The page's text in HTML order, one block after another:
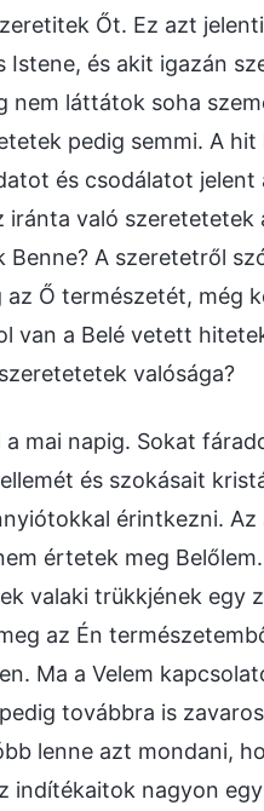
Őt. Ez azt
és akit igazán
láttátok soha
pedig semmi. A
és csodálatot jelent
iránta való szeretetetek
A szeretetről
Ő természetét, még
van a Belé vetett
valósága?
mai napig. Sokat
és szokásait
érintkezni. Az
értetek meg
valaki trükkjének egy
az Én
Ma a Velem
továbbra is
lenne azt mondani,
indítékaitok nagyon